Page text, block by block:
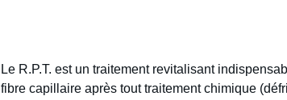
Le R.P.T. est un traitement revitalisant
fibre capillaire après tout traitement chimique